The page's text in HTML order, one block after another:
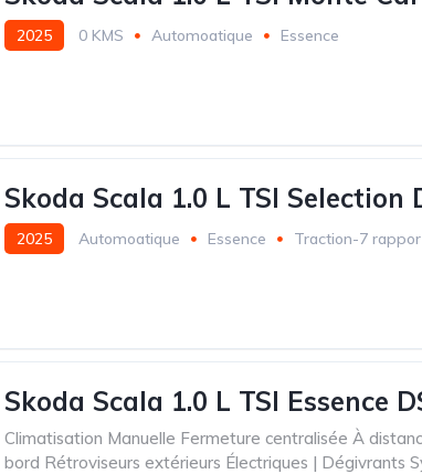
2025 0 KMS Automoatique Essence
Skoda Scala 1.0 L TSI Selection
2025 Automoatique Essence Traction-7
Skoda Scala 1.0 L TSI Essence
Climatisation Manuelle Fermeture centralisée À
bord Rétroviseurs extérieurs Électriques | Dégivrants